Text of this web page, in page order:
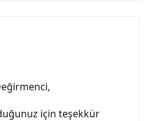
için teşekkür